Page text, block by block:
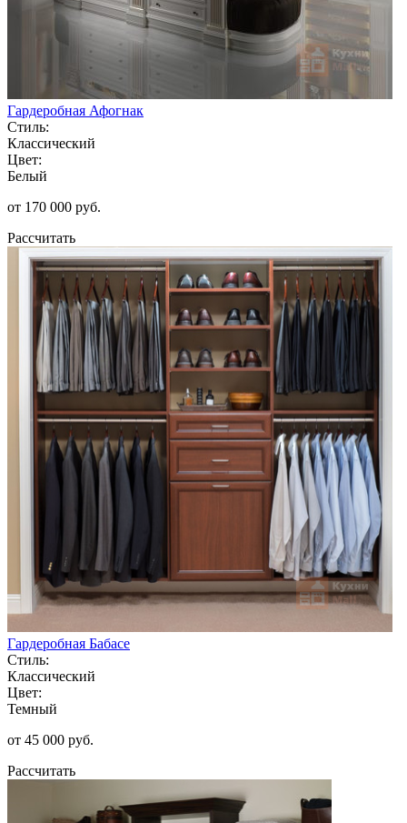
Гардеробная Афогнак
Стиль:
Классический
Цвет:
Белый
от 170 000 руб.
Рассчитать
Гардеробная Бабасе
Стиль:
Классический
Цвет:
Темный
от 45 000 руб.
Рассчитать